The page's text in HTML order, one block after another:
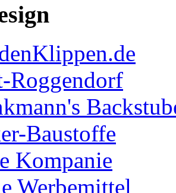
Roggendorf
Baustoffe
Kompanie
Werbemittel